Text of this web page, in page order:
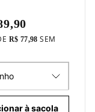
R$ 77,98 SEM
à sacola